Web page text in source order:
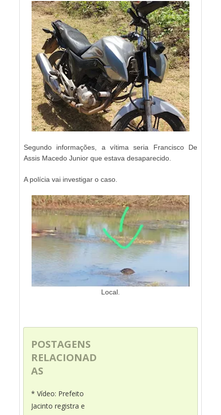
Segundo informações, a vítima seria Francisco De
Assis Macedo Junior que estava desaparecido.
A polícia vai investigar o caso.
Local.
POSTAGENS
RELACIONAD
AS
* Vídeo: Prefeito
Jacinto registra e